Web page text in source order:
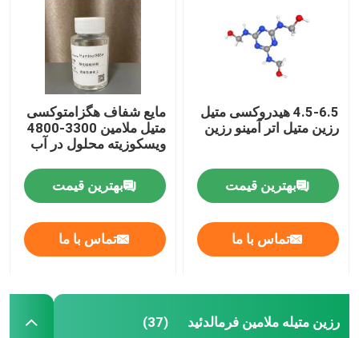
رزین ملامین فرمالدئید
آمینو رزین
پارافورمالدئید
4.5-6.5 هیدروکسی متیل
رزین متیل اتر آمینو رزین
بهترین قیمت
تماس با ما
مایع شفاف هگزامتوکسی
متیل ملامین 3300-4800
ویسکوزیته محلول در آب
بهترین قیمت
تماس با ما
رزین متیله ملامین فرمالدئید (37)